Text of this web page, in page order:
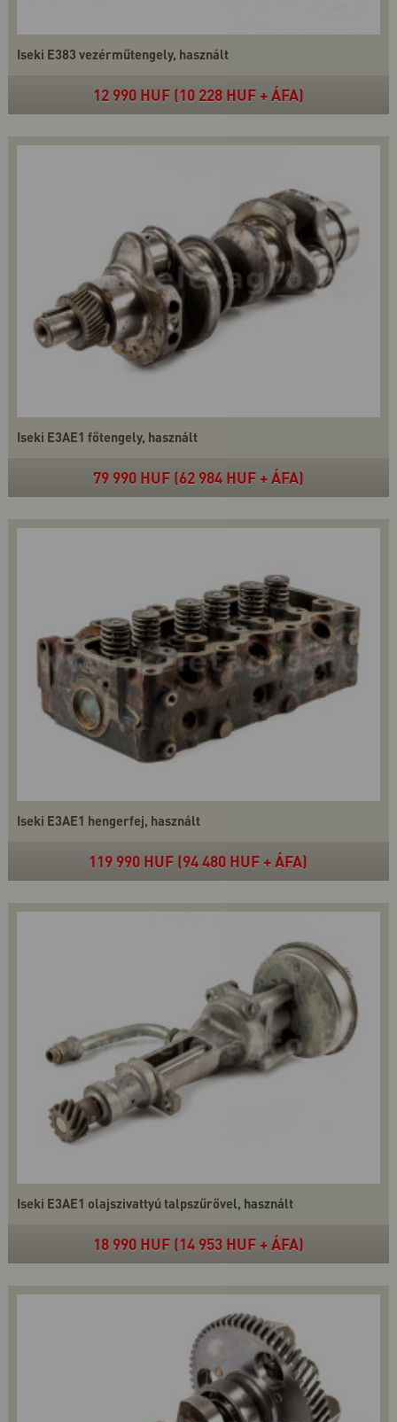
Iseki E383 vezérműtengely, használt
12 990 HUF (10 228 HUF + ÁFA)
Iseki E3AE1 főtengely, használt
79 990 HUF (62 984 HUF + ÁFA)
Iseki E3AE1 hengerfej, használt
119 990 HUF (94 480 HUF + ÁFA)
Iseki E3AE1 olajszivattyú talpszűrővel, használt
18 990 HUF (14 953 HUF + ÁFA)